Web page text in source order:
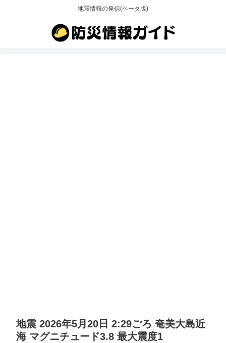
地震情報の発信(ベータ版)
地震 2026年5月20日 2:29ごろ 奄美大島近
海 マグニチュード3.8 最大震度1